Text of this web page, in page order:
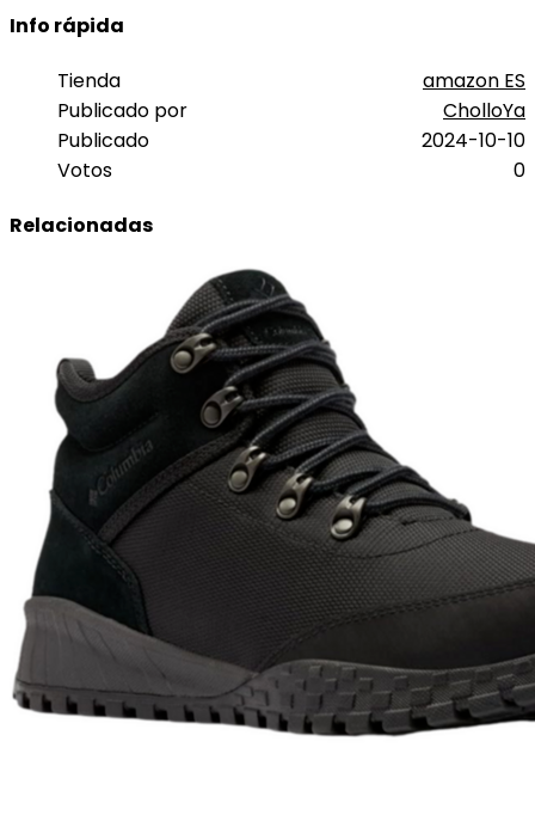
Info rápida
Tienda
amazon ES
Publicado por
CholloYa
Publicado
2024-10-10
Votos
0
Relacionadas